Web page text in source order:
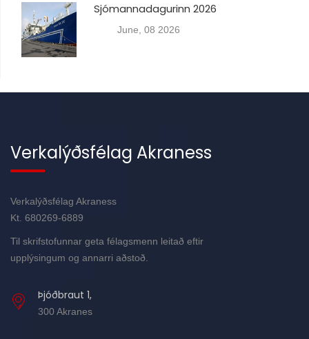
Sjómannadagurinn 2026
June, 08 2026
Verkalýðsfélag Akraness
Verkalýðsfélag Akraness
Kt. 680269-6889
Til skrifstofunnar geta félagsmenn leitað eftir
upplýsingum og annarri aðstoð.
Þjóðbraut 1,
300 Akranes